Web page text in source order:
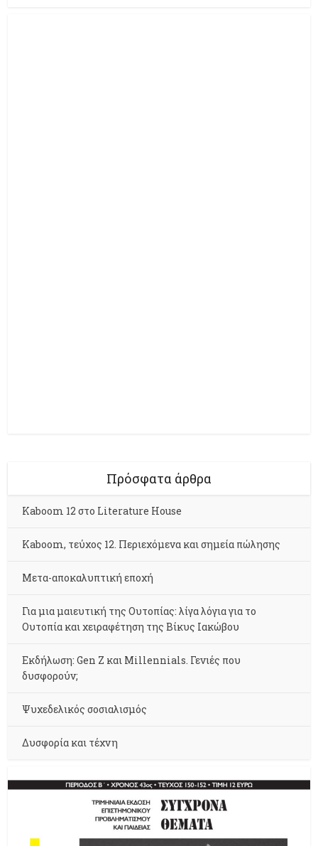
Πρόσφατα άρθρα
Kaboom 12 στο Literature House
Kaboom, τεύχος 12. Περιεχόμενα και σημεία πώλησης
Μετα-αποκαλυπτική εποχή
Για μια μαιευτική της Ουτοπίας: λίγα λόγια για το
Ουτοπία και χειραφέτηση της Βίκυς Ιακώβου
Εκδήλωση: Gen Z και Millennials. Γενιές που
δυσφορούν;
Ψυχεδελικός σοσιαλισμός
Δυσφορία και τέχνη